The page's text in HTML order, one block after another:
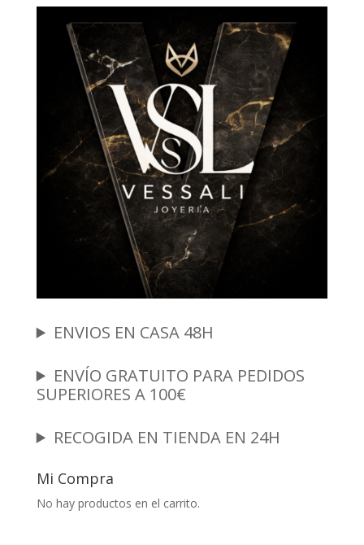
ENVIOS EN CASA 48H
ENVÍO GRATUITO PARA PEDIDOS
SUPERIORES A 100€
RECOGIDA EN TIENDA EN 24H
Mi Compra
No hay productos en el carrito.